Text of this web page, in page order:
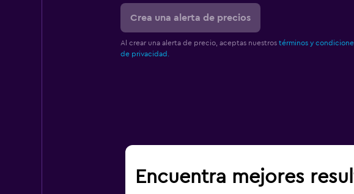
Crea una alerta de precios
Al crear una alerta de precio, aceptas nuestros términos y
de privacidad.
Encuentra mejores